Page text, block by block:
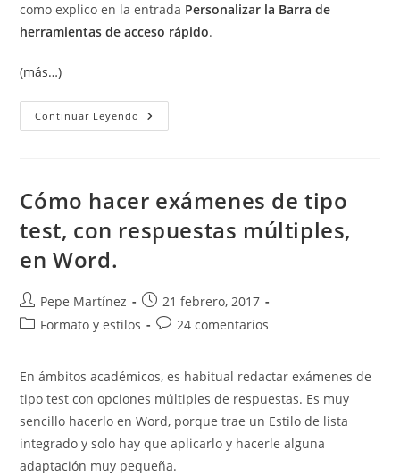
como explico en la entrada Personalizar la Barra de
herramientas de acceso rápido.
(más…)
Continuar Leyendo Separador
De
Se
En
La
Cómo hacer exámenes de tipo
test, con respuestas múltiples,
en Word.
Autor
de
Pepe Martínez
Publicación
de
21 febrero, 2017
Categoría
entrada:
Formato y estilos
Comentarios
entrada:
24 comentarios
En ámbitos académicos, es habitual redactar exámenes de
tipo test con opciones múltiples de respuestas. Es muy
sencillo hacerlo en Word, porque trae un Estilo de lista
integrado y solo hay que aplicarlo y hacerle alguna
adaptación muy pequeña.